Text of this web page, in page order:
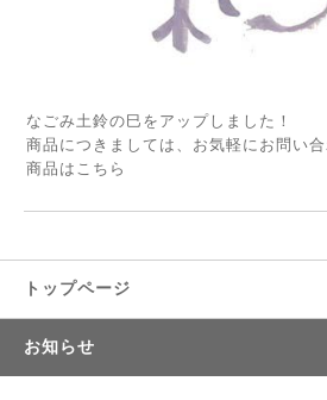
なごみ土鈴の巳をアップしました！
商品につきましては、お気軽にお問い合
商品は こちら
トップページ
お知らせ